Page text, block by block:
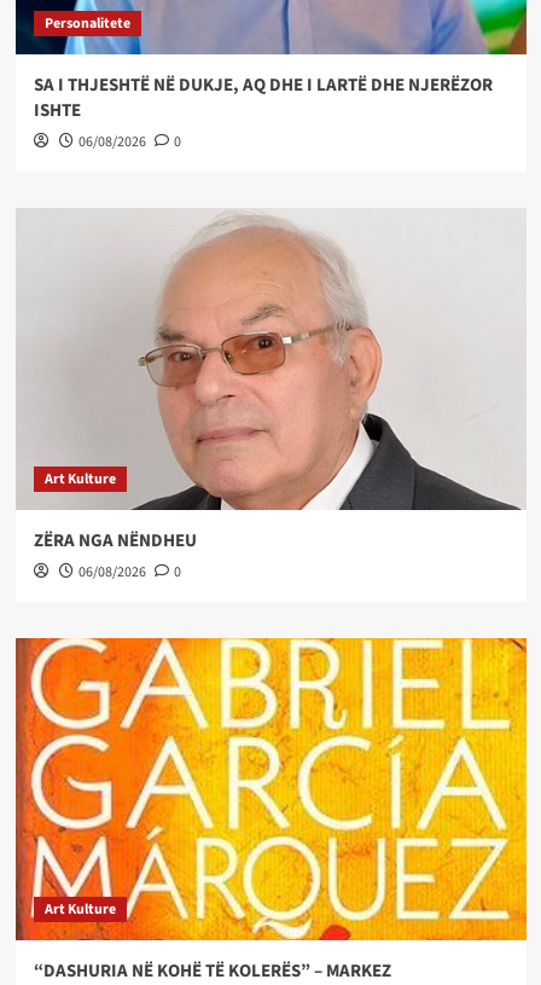
Personalitete
SA I THJESHTË NË DUKJE, AQ DHE I LARTË DHE NJERËZOR
ISHTE
06/08/2026 0
Art Kulture
ZËRA NGA NËNDHEU
06/08/2026 0
Art Kulture
“DASHURIA NË KOHË TË KOLERËS” – MARKEZ